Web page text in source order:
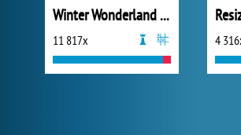
Winter Wonderland Mahjong
11 817x 4